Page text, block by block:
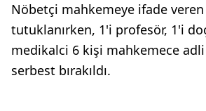
Nöbetçi mahkemeye ifade
tutuklanırken, 1'i profesör, 1'i
medikalci 6 kişi mahkemece
serbest bırakıldı.